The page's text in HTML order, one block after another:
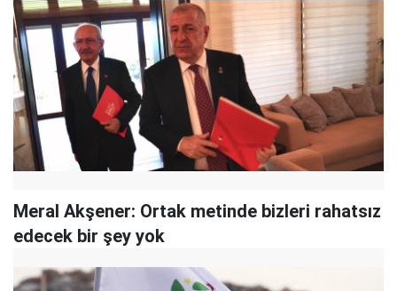
Meral Akşener: Ortak metinde bizleri rahatsız
edecek bir şey yok